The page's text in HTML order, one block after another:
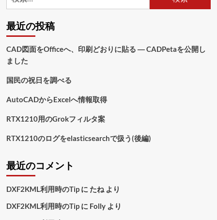
ペ
ー
ジ
り
索:
最近の投稿
CAD図面をOfficeへ、印刷どおりに貼る ― CADPetaを公開し
ました
国民の祝日を調べる
AutoCADからExcelへ情報取得
RTX1210用のGrokフィルタ案
RTX1210のログをelasticsearchで扱う(後編)
最近のコメント
DXF2KML利用時のTipに たねより
DXF2KML利用時のTipに Follyより